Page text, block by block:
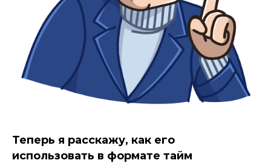
Теперь я расскажу, как его
использовать в формате тайм